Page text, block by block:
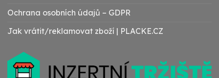
Ochrana osobních údajů – GDPR
Jak vrátit/reklamovat zboží | PLACKE.CZ